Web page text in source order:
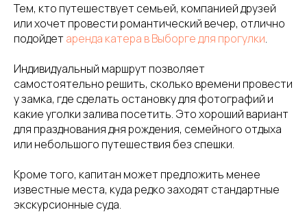
Тем, кто путешествует семьей, компанией друзей
или хочет провести романтический вечер, отлично
подойдетаренда катера в Выборге для прогулки.
Индивидуальный маршрут позволяет
самостоятельно решить, сколько времени провести
у замка, где сделать остановку для фотографий и
какие уголки залива посетить. Это хороший вариант
для празднования дня рождения, семейного отдыха
или небольшого путешествия без спешки.
Кроме того, капитан может предложить менее
известные места, куда редко заходят стандартные
экскурсионные суда.